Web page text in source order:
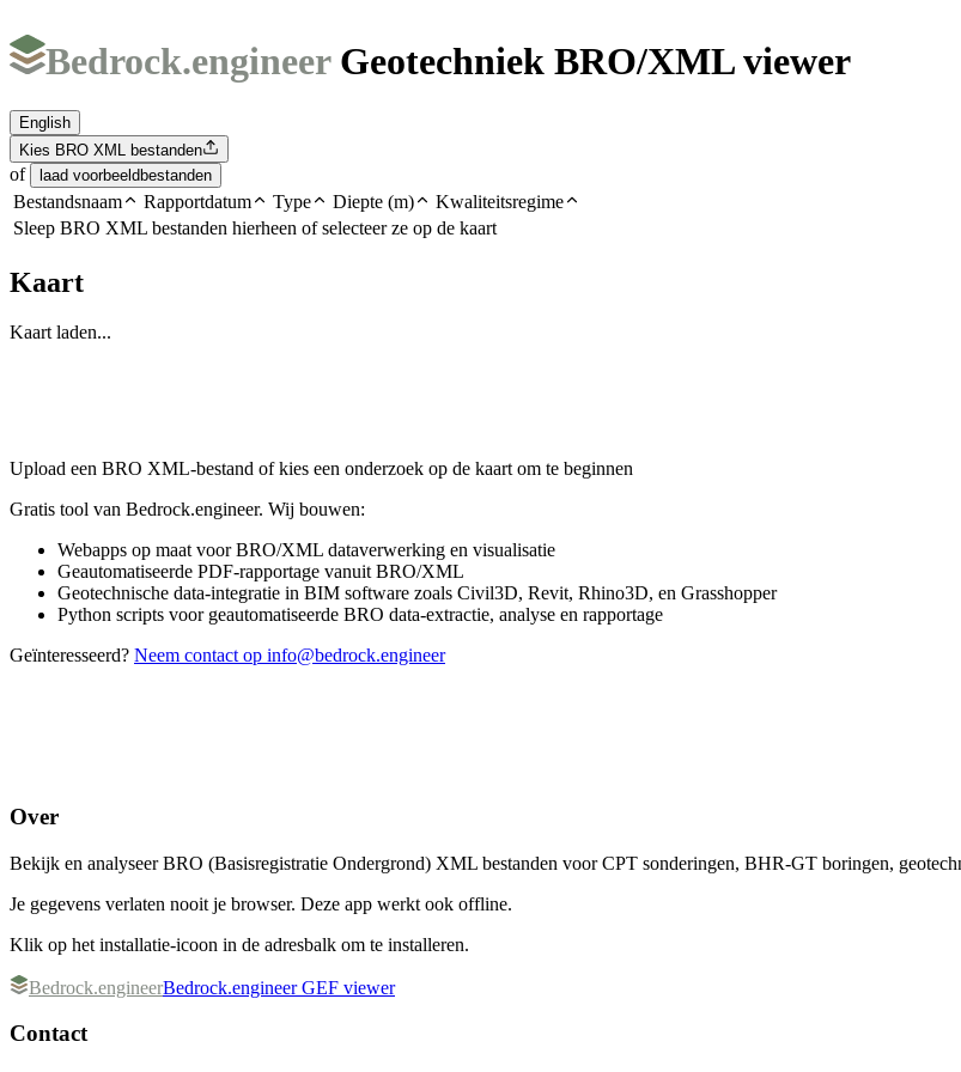
Bedrock.engineer Geotechniek BRO/XML viewer
English
Kies BRO XML bestanden
of laad voorbeeldbestanden
Bestandsnaam Rapportdatum Type Diepte (m)
Kwaliteitsregime
Sleep BRO XML bestanden hierheen of selecteer ze op de kaart
Kaart
Kaart laden...
Upload een BRO XML-bestand of kies een onderzoek op de kaart om te beginnen
Gratis tool van Bedrock.engineer. Wij bouwen:
Webapps op maat voor BRO/XML dataverwerking en visualisatie
Geautomatiseerde PDF-rapportage vanuit BRO/XML
Geotechnische data-integratie in BIM software zoals Civil3D, Revit, Rhino3D, en Grasshopper
Python scripts voor geautomatiseerde BRO data-extractie, analyse en rapportage
Geïnteresseerd? Neem contact op info@bedrock.engineer
Over
Bekijk en analyseer BRO (Basisregistratie Ondergrond) XML bestanden voor CPT sonderingen, BHR-GT boringen,
Je gegevens verlaten nooit je browser. Deze app werkt ook offline.
Klik op het installatie-icoon in de adresbalk om te installeren.
Bedrock.engineerBedrock.engineer GEF viewer
Contact